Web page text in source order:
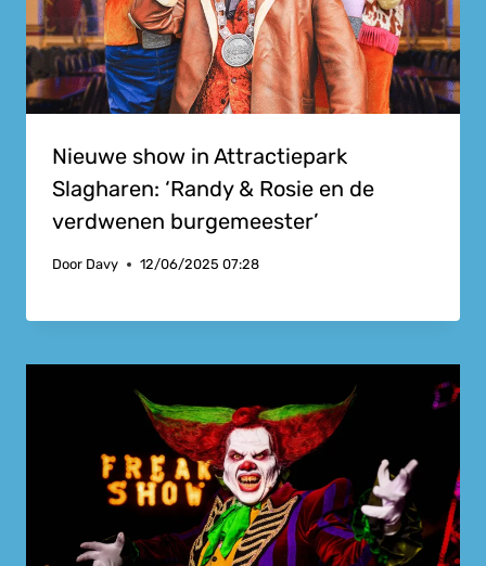
Nieuwe show in Attractiepark
Slagharen: ‘Randy & Rosie en de
verdwenen burgemeester’
Door Davy 12/06/2025 07:28